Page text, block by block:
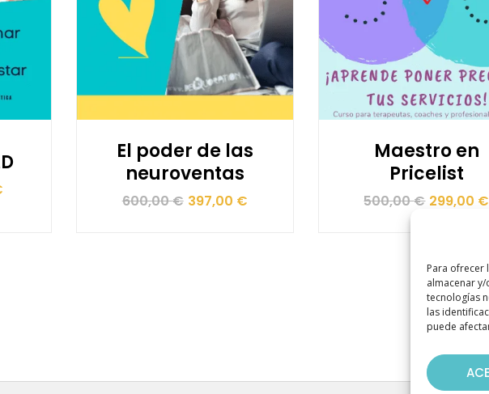
Para ofrecer
almacenar
tecnologías
las
puede
El poder de las
neuroventas
600,00€El397,00 €
El
Maestro en
Pricelist
500,00€El
era:
500,00
299,00 €
El
es:
299,00 €.